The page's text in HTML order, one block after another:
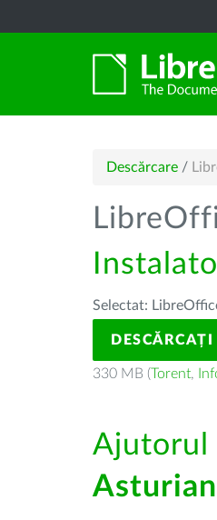
Descărcare /
Selectat:
330 MB (Torent,
Ajutorul